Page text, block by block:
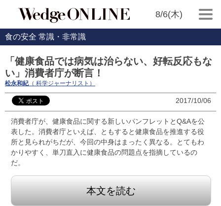
8/6(木)
食の安全 常識・非常識
「健康食品では病気は治らない、好転反応もな
い」消費者庁が断言！
松永和紀（ 科学ジャーナリスト）
2017/10/06
消費者庁が、健康食品に関する新しいパンフレットとQ&Aを公
表した。消費者庁といえば、ともすると健康食品を推進する役
所と見られがちだが、今回の中身はまったく異なる。とてもわ
かりやすく、単刀直入に健康食品の問題点を指摘しているの
だ。
本文を読む